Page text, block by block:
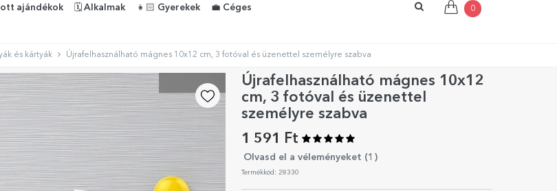
ajándékok 🗓️ Alkalmak 👧🏻 Gyerekek 💼 Céges 0
és kártyák Újrafelhasználható mágnes 10x12 cm, 3 fotóval és üzenettel személyre szabva
Újrafelhasználható mágnes 10x12
cm, 3 fotóval és üzenettel
személyre szabva
1 591 Ft
Olvasd el a véleményeket (1 )
Termékkód: 28330